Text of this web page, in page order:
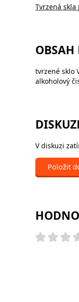
Tvrzená
tvrzené sklo
alkoholový
V diskuzi
Položit